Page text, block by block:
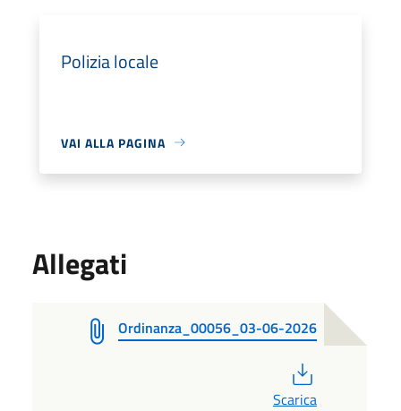
Polizia locale
VAI ALLA PAGINA
Allegati
Ordinanza_00056_03-06-2026
Scarica